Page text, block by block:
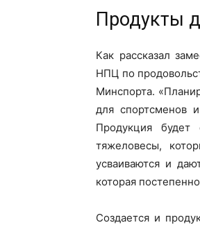
Продукты
Как рассказал
НПЦ по
Минспорта.
для спортсменов
Продукция будет
тяжеловесы,
усваиваются и
которая
Создается и